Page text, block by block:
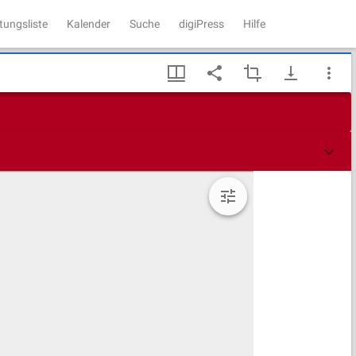
Kalender Suche digiPress Hilfe